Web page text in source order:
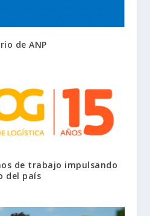
de ANP
de trabajo impulsando
del país